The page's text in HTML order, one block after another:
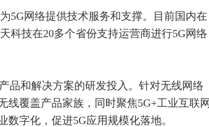
5G网络提供技术服务和支撑。目前国内在
科技在20多个省份支持运营商进行5G网络
品和解决方案的研发投入。针对无线网络
覆盖产品家族，同时聚焦5G+工业互联网
字化，促进5G应用规模化落地。